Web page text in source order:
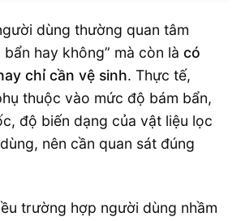
dùng thường quan tâm
hay không” mà còn là có
chỉ cần vệ sinh. Thực tế,
thuộc vào mức độ bám bẩn,
độ biến dạng của vật liệu lọc
nên cần quan sát đúng
trường hợp người dùng nhầm